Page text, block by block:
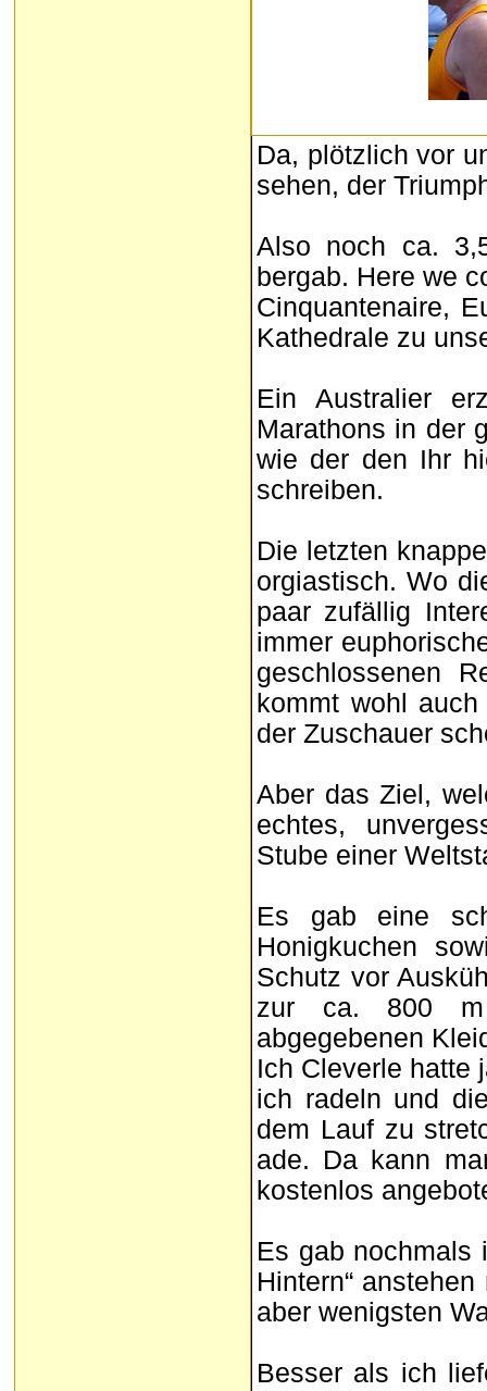
Da, plötzlich vor
sehen, der
Also noch ca.
bergab. Here we
Cinquantenaire,
Kathedrale zu
Ein Australier
Marathons in der
wie der den Ihr
schreiben.
Die letzten
orgiastisch. Wo
paar zufällig
immer
geschlossenen
kommt wohl
der Zuschauer
Aber das Ziel,
echtes,
Stube einer
Es gab eine
Honigkuchen
Schutz vor
zur ca. 800 m
abgegebenen
Ich Cleverle hatte
ich radeln und
dem Lauf zu
ade. Da kann
kostenlos
Es gab nochmals
Hintern“
aber wenigsten
Besser als ich